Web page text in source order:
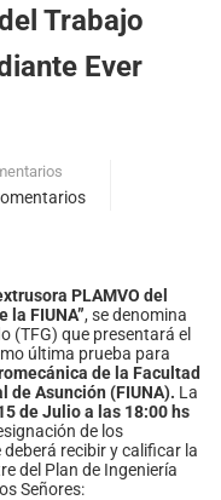
Trabajo
Ever
PLAMVO del
la FIUNA”, se denomina
(TFG) que presentará el
última prueba para
de la Facultad
de Asunción (FIUNA). La
de Julio a las 18:00 hs
de los
recibir y calificar la
del Plan de Ingeniería
Señores: